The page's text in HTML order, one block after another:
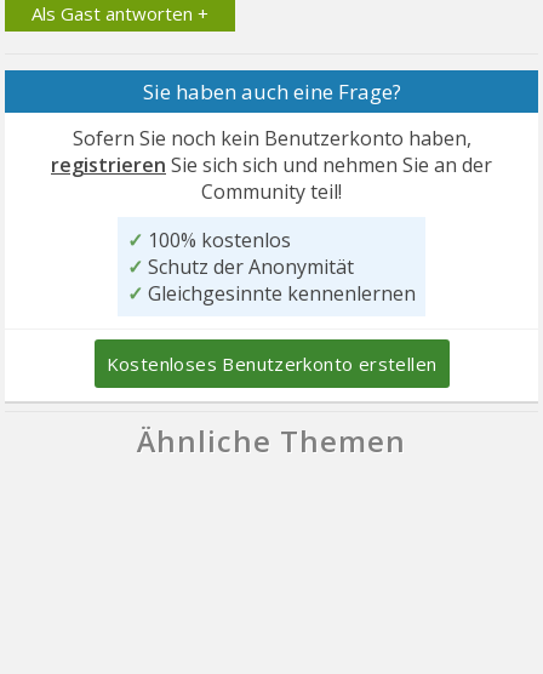
Als Gast antworten +
Sie haben auch eine Frage?
Sofern Sie noch kein Benutzerkonto haben,
registrieren Sie sich sich und nehmen Sie an der
Community teil!
✓ 100% kostenlos
✓ Schutz der Anonymität
✓ Gleichgesinnte kennenlernen
Kostenloses Benutzerkonto erstellen
Ähnliche Themen